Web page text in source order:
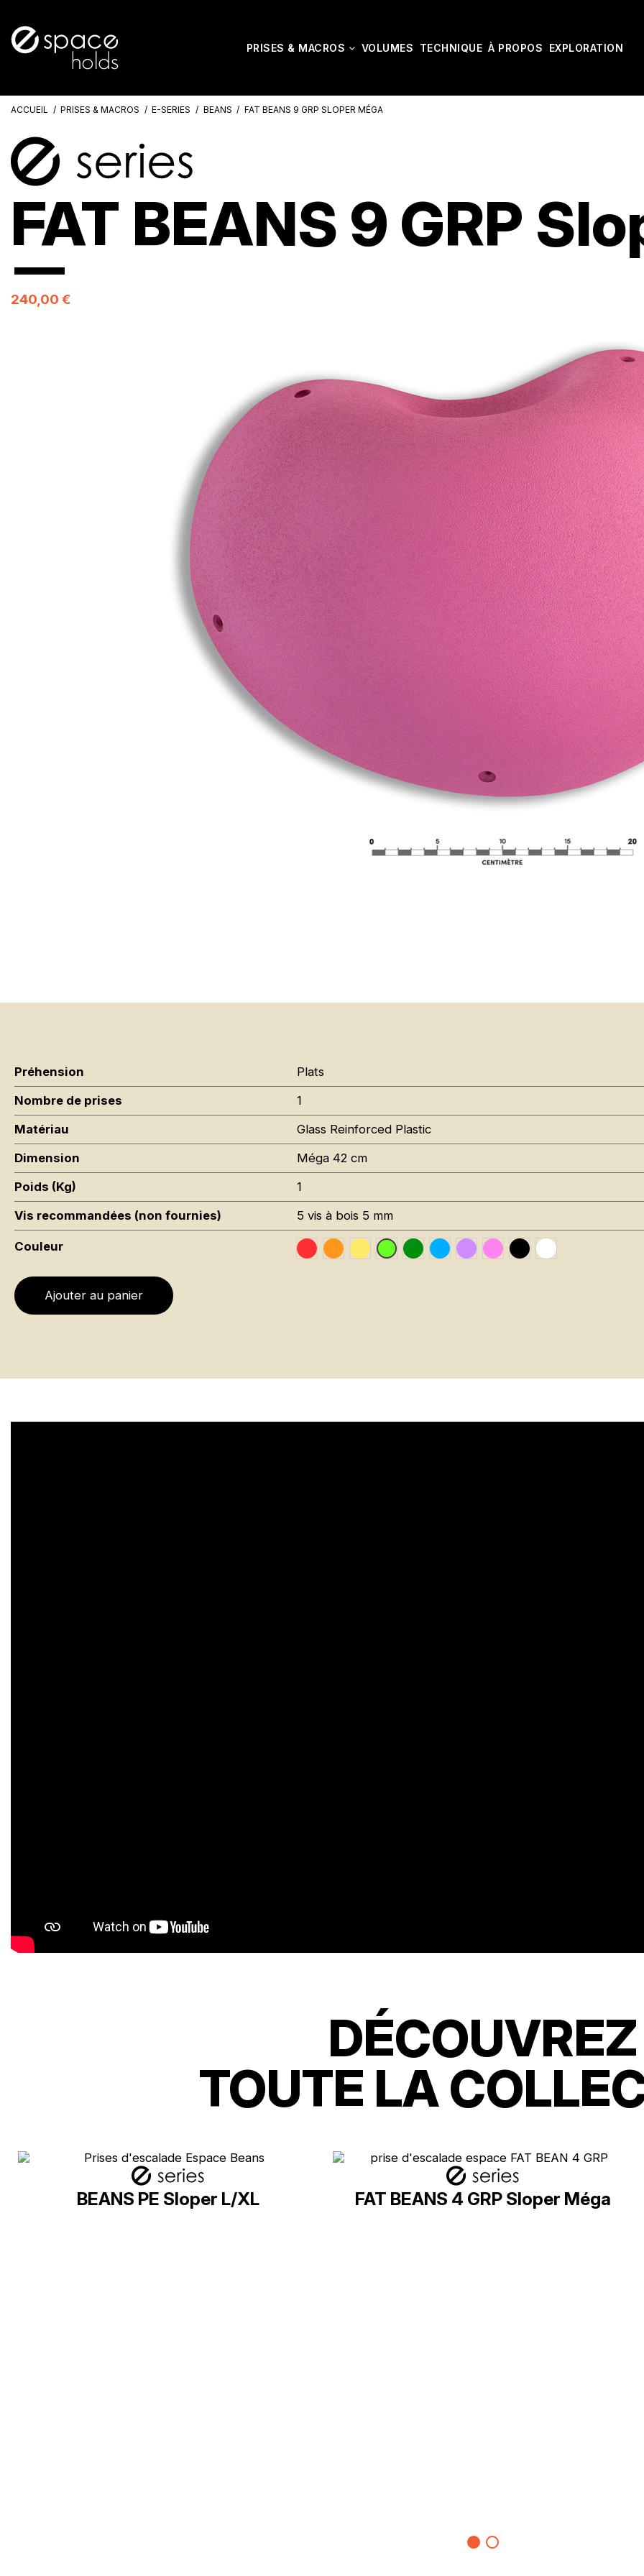
PRISES & MACROS VOLUMES TECHNIQUE À PROPOS EXPLORATION
ACCUEIL PRISES & MACROS E-SERIES BEANS FAT BEANS 9 GRP SLOPER MÉGA
FAT BEANS 9 GRP
240,00 €
Préhension
Plats
Nombre de prises
1
Matériau
Glass Reinforced Plastic
Dimension
Méga 42 cm
Poids (Kg)
1
Vis recommandées (non fournies)
5 vis à bois 5 mm
Couleur Traffic Red RAL 3020
Orange Fluo RAL 2005
Jaune Pantone 116C
Vert Fluo Pantone 802C
Leaf Green RAL 6002
Sky Blue RAL 5015
Signal Violet RAL 4008
Rose Fluo Pantone 806C
Black RAL 9005
Traffic White RAL
Ajouter au panier
DÉCOUVREZ
TOUTE LA
BEANS PE Sloper L/XL FAT BEANS 4 GRP Sloper Méga